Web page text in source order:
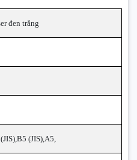
vẽ, và hồ sơ chuyên
in đượctới 12.000 trang,
và chi phí tiêu hao.
đen trắng
(JIS),A5,